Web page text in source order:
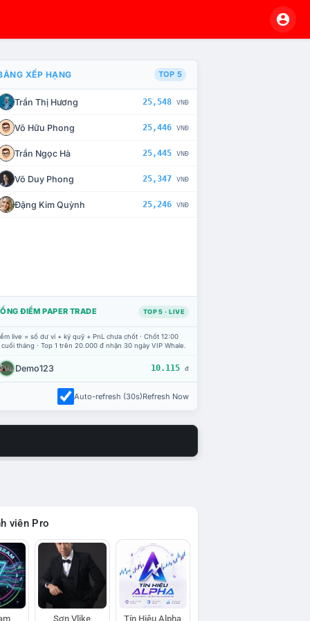
CHẾ TÀI XỬ LÝ VI PHẠM
XẾP HẠNG TOP 5
Trần Thị Hương 25,548 VNĐ
Võ Hữu Phong 25,446 VNĐ
Trần Ngọc Hà 25,445 VNĐ
Võ Duy Phong 25,347 VNĐ
Đặng Kim Quỳnh 25,246 VNĐ
ĐIỂM PAPER TRADE TOP 5 · LIVE
live = số dư ví + ký quỹ + PnL chưa chốt · Chốt 12:00
tháng · Top 1 trên 20.000 đ nhận 30 ngày VIP Whale.
Demo123 10.115 đ
Auto-refresh (30s)Refresh Now
viên Pro
Sơn Vlike Tín Hiệu Alpha